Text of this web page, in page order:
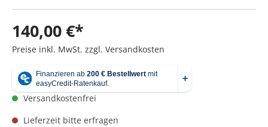
140,00 €*
Preise inkl. MwSt. zzgl. Versandkosten
Versandkostenfrei
Lieferzeit bitte erfragen